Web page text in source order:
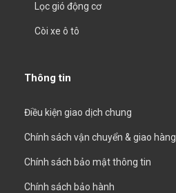
Lọc gió động cơ
Còi xe ô tô
Thông tin
Điều kiện giao dịch chung
Chính sách vận chuyển & giao hàng
Chính sách bảo mật thông tin
Chính sách bảo hành